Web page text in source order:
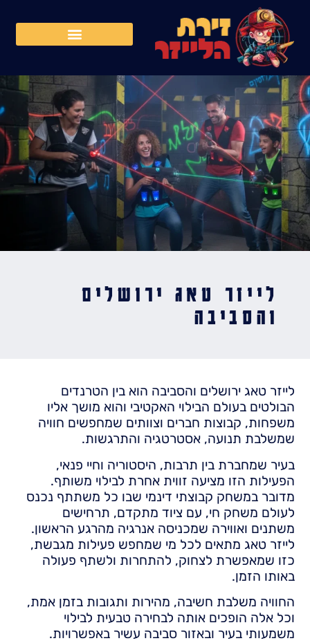
לייזר טאג ירושלים
והסביבה
לייזר טאג ירושלים והסביבה הוא בין הטרנדים
הבולטים בעולם הבילוי האקטיבי והוא מושך אליו
משפחות, קבוצות חברים וצוותים שמחפשים חוויה
שמשלבת תנועה, אסטרטגיה והתרגשות.
בעיר שמחברת בין תרבות, היסטוריה וחיי פנאי,
הפעילות הזו מציעה זווית אחרת לבילוי משותף.
מדובר במשחק קבוצתי דינמי שבו כל משתתף נכנס
לעולם משחק חי, עם ציוד מתקדם, תרחישים
משתנים ואווירה שמכניסה אנרגיה מהרגע הראשון.
לייזר טאג מתאים לכל מי שמחפש פעילות מגבשת,
כזו שמאפשרת לצחוק, להתחרות ולשתף פעולה
באותו הזמן.
החוויה משלבת חשיבה, מהירות ותגובות בזמן אמת,
וכל אלה הופכים אותה לבחירה טבעית לבילוי
משמעותי בעיר ובאזור סביבה עשיר באפשרויות.